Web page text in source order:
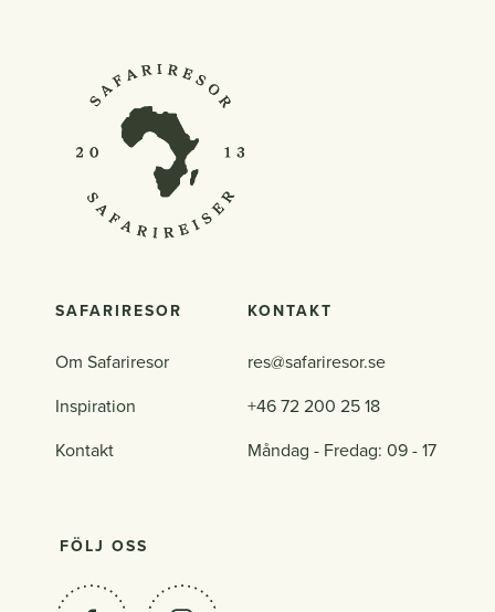
SAFARIRESOR
Om Safariresor
Inspiration
Kontakt
KONTAKT
res@safariresor.se
+46 72 200 25 18
Måndag - Fredag: 09 - 17
FÖLJ OSS